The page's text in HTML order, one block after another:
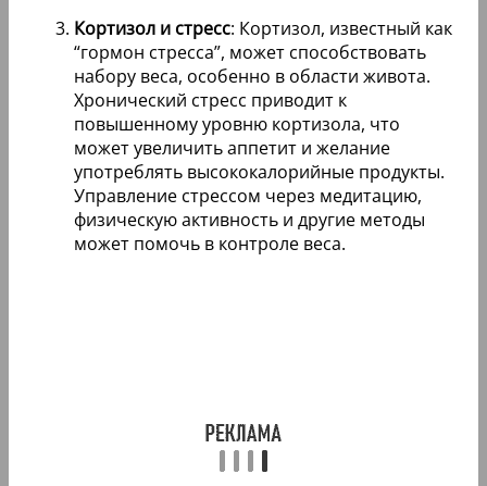
Кортизол и стресс: Кортизол, известный как
“гормон стресса”, может способствовать
набору веса, особенно в области живота.
Хронический стресс приводит к
повышенному уровню кортизола, что
может увеличить аппетит и желание
употреблять высококалорийные продукты.
Управление стрессом через медитацию,
физическую активность и другие методы
может помочь в контроле веса.